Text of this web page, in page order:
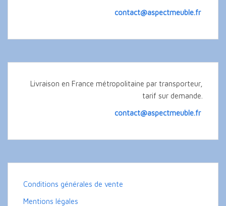
contact@aspectmeuble.fr
Livraison en France métropolitaine par transporteur,
tarif sur demande.
contact@aspectmeuble.fr
Conditions générales de vente
Mentions légales